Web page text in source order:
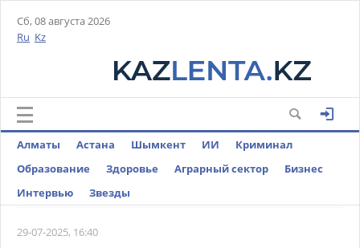
Сб, 08 августа 2026
Ru Kz
Алматы Астана Шымкент ИИ
Криминал
Образование
Здоровье Аграрный сектор
Бизнес
Интервью
Звезды
29-07-2025, 16:40